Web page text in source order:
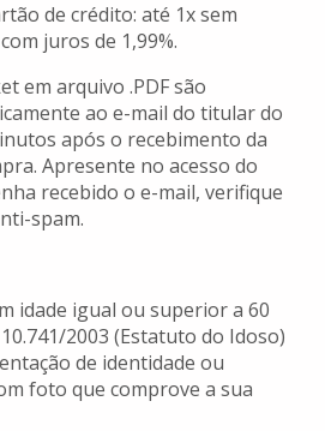
de crédito: até 1x sem
juros de 1,99%.
em arquivo .PDF são
ao e-mail do titular do
após o recebimento da
Apresente no acesso do
recebido o e-mail, verifique
spam.
idade igual ou superior a 60
2003 (Estatuto do Idoso)
de identidade ou
foto que comprove a sua